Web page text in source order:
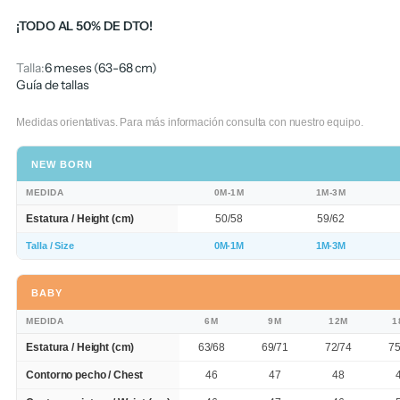
¡TODO AL 50% DE DTO!
Talla:6 meses (63-68 cm)
Guía de tallas
Medidas orientativas. Para más información consulta con nuestro equipo.
NEW BORN
MEDIDA 0M-1M 1M-3M
Estatura / Height (cm) 50/58 59/62
Talla / Size 0M-1M 1M-3M
BABY
MEDIDA 6M 9M 12M
Estatura / Height (cm) 63/68 69/71 72/74
Contorno pecho / Chest 46 47 48